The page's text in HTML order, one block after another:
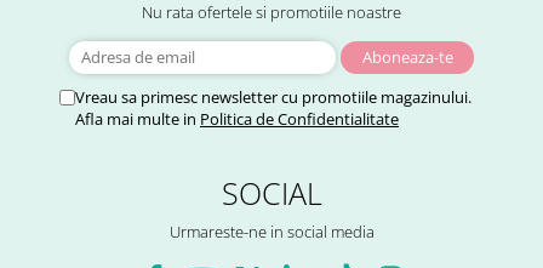
Nu rata ofertele si promotiile noastre
Vreau sa primesc newsletter cu promotiile magazinului.
Afla mai multe in Politica de Confidentialitate
SOCIAL
Urmareste-ne in social media